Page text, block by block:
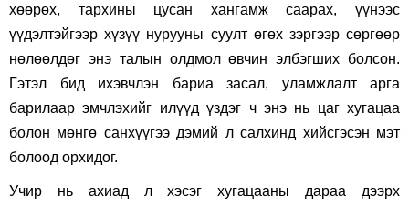
хөөрөх, тархины цусан хангамж саарах, үүнээс
үүдэлтэйгээр хүзүү нурууны суулт өгөх зэргээр сөргөөр
нөлөөлдөг энэ талын олдмол өвчин элбэгших болсон.
Гэтэл бид ихэвчлэн бариа засал, уламжлалт арга
барилаар эмчлэхийг илүүд үздэг ч энэ нь цаг хугацаа
болон мөнгө санхүүгээ дэмий л салхинд хийсгэсэн мэт
болоод орхидог.
Учир нь ахиад л хэсэг хугацааны дараа дээрх